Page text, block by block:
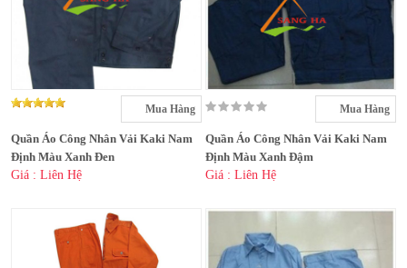
Mua Hàng
Quần Áo Công Nhân Vải Kaki Nam
Định Màu Xanh Đen
Giá : Liên Hệ
Mua Hàng
Quần Áo Công Nhân Vải Kaki Nam
Định Màu Xanh Đậm
Giá : Liên Hệ